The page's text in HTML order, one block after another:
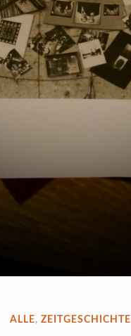
VERÖFFENTLICHT
ALLE,ZEITGESCHICHTE